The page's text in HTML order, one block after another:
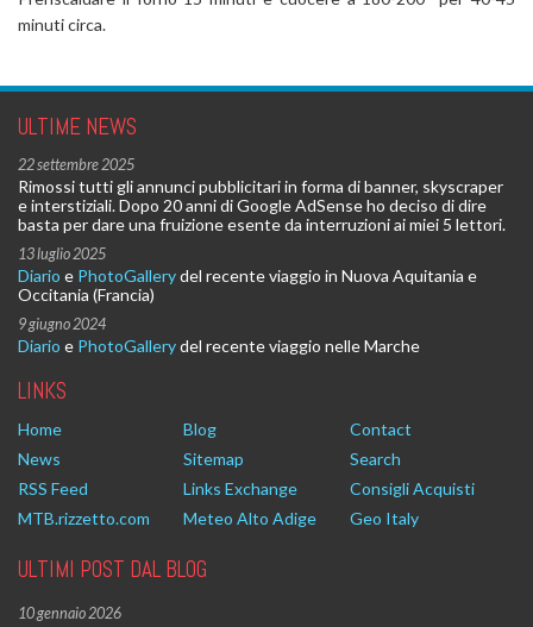
minuti circa.
ULTIME NEWS
22 settembre 2025
Rimossi tutti gli annunci pubblicitari in forma di banner, skyscraper
e interstiziali. Dopo 20 anni di Google AdSense ho deciso di dire
basta per dare una fruizione esente da interruzioni ai miei 5 lettori.
13 luglio 2025
Diario e PhotoGallerydel recente viaggio in Nuova Aquitania e
Occitania (Francia)
9 giugno 2024
Diario e PhotoGallerydel recente viaggio nelle Marche
LINKS
Home Blog
Contact
News
Sitemap
Search
RSS Feed
Links Exchange
Consigli Acquisti
MTB.rizzetto.com
Meteo Alto Adige Geo Italy
ULTIMI POST DAL BLOG
10 gennaio 2026